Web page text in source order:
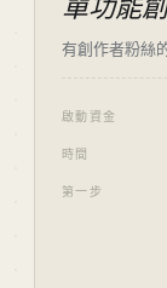
單功能
有創作者粉絲
啟動資金
時間
第一步